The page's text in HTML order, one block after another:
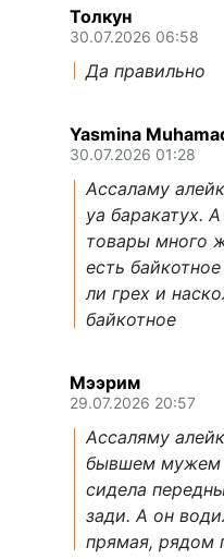
Толкун
30.07.2026 06:58
Да правильно
Yasmina
30.07.2026 01:28
Ассаламу
уа баракатух.
товары много
есть
ли грех и
байкотное
Мээрим
29.07.2026 20:57
Ассаляму
бывшем мужем
сидела
зади. А он
прямая, рядом